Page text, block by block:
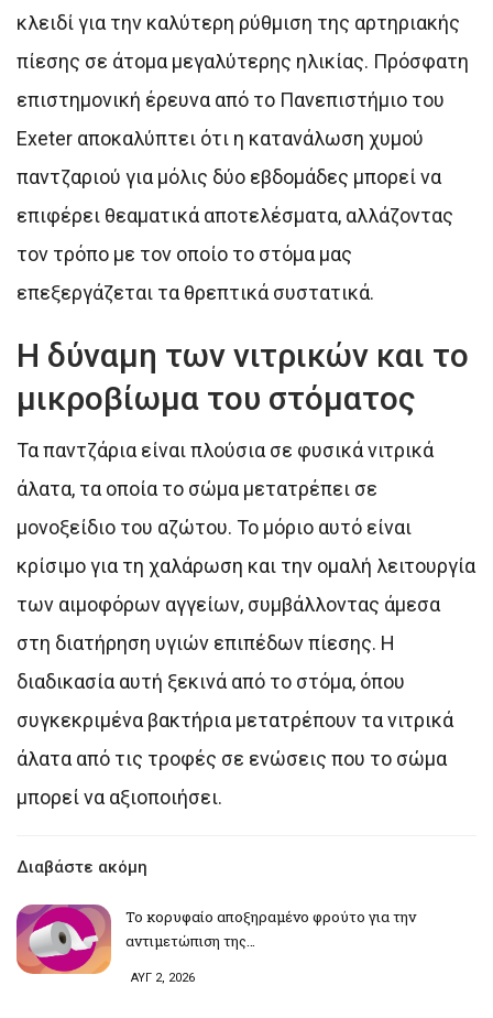
κλειδί για την καλύτερη ρύθμιση της αρτηριακής
πίεσης σε άτομα μεγαλύτερης ηλικίας. Πρόσφατη
επιστημονική έρευνα από το Πανεπιστήμιο του
Exeter αποκαλύπτει ότι η κατανάλωση χυμού
παντζαριού για μόλις δύο εβδομάδες μπορεί να
επιφέρει θεαματικά αποτελέσματα, αλλάζοντας
τον τρόπο με τον οποίο το στόμα μας
επεξεργάζεται τα θρεπτικά συστατικά.
Η δύναμη των νιτρικών και το
μικροβίωμα του στόματος
Τα παντζάρια είναι πλούσια σε φυσικά νιτρικά
άλατα, τα οποία το σώμα μετατρέπει σε
μονοξείδιο του αζώτου. Το μόριο αυτό είναι
κρίσιμο για τη χαλάρωση και την ομαλή λειτουργία
των αιμοφόρων αγγείων, συμβάλλοντας άμεσα
στη διατήρηση υγιών επιπέδων πίεσης. Η
διαδικασία αυτή ξεκινά από το στόμα, όπου
συγκεκριμένα βακτήρια μετατρέπουν τα νιτρικά
άλατα από τις τροφές σε ενώσεις που το σώμα
μπορεί να αξιοποιήσει.
Διαβάστε ακόμη
Το κορυφαίο αποξηραμένο φρούτο για την
αντιμετώπιση της…
ΑΥΓ 2, 2026